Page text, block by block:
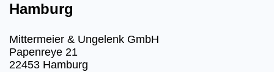
Hamburg
Mittermeier & Ungelenk GmbH
Papenreye 21
22453 Hamburg